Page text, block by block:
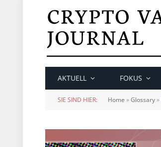
AKTUELL FOKUS
SIE SIND HIER: Home »Glossary»